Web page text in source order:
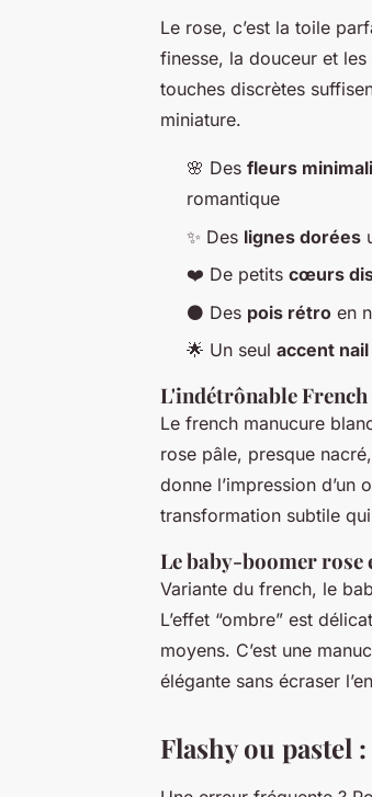
Le rose, c’est la toile
finesse, la douceur et
touches discrètes
miniature.
🌸 Des fleurs
romantique
✨ Des lignes dorées
❤️ De petits cœurs
⚫ Des pois rétro en
🌟 Un seul accent
L'indétrônable
Le french manucure
rose pâle, presque
donne l’impression d’un
transformation subtile
Le baby-boomer rose
Variante du french, le
L’effet “ombre” est
moyens. C’est une
élégante sans écraser
Flashy ou pastel